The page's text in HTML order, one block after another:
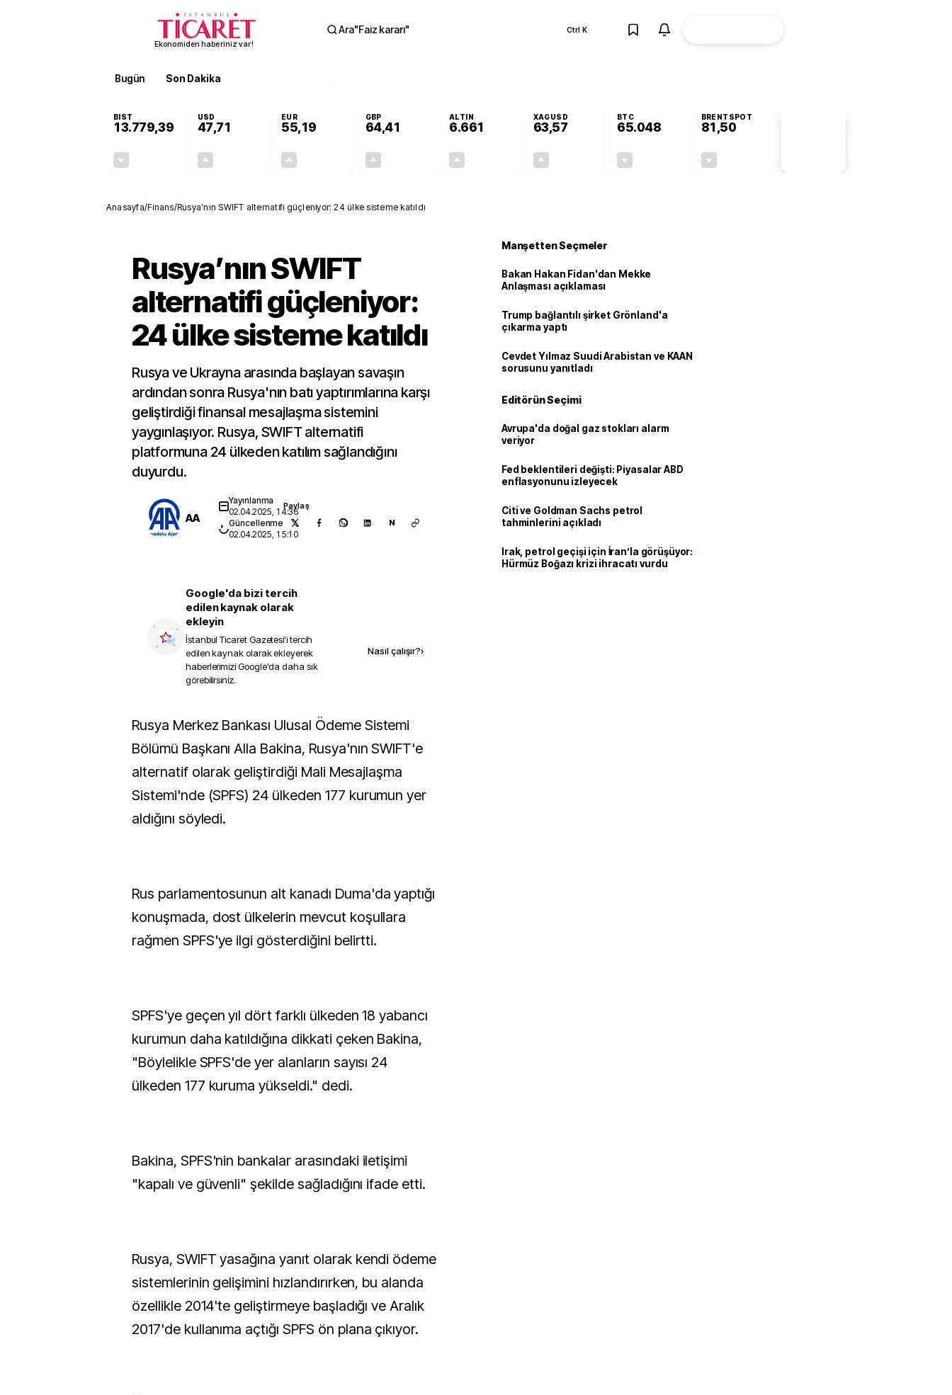
Ekonomiden haberiniz var!
Ara"Faiz kararı" Ctrl K
Bugün Son Dakika
BIST
13.779,39
USD
47,71
EUR
55,19
GBP
64,41
ALTIN
6.661
XAGUSD
63,57
BTC
65.048
BRENTSPOT
81,50
Anasayfa/Finans/Rusya’nın SWIFT alternatifi güçleniyor: 24 ülke sisteme katıldı
Rusya’nın SWIFT
alternatifi güçleniyor:
24 ülke sisteme katıldı
Rusya ve Ukrayna arasında başlayan savaşın
ardından sonra Rusya'nın batı yaptırımlarına karşı
geliştirdiği finansal mesajlaşma sistemini
yaygınlaşıyor. Rusya, SWIFT alternatifi
platformuna 24 ülkeden katılım sağlandığını
duyurdu.
AA
Yayınlanma
02.04.2025, 14:36
Güncellenme
02.04.2025, 15:10
Paylaş
N
Google'da bizi tercih
edilen kaynak olarak
ekleyin
İstanbul Ticaret Gazetesi'i tercih
edilen kaynak olarak ekleyerek
haberlerimizi Google'da daha sık
görebilirsiniz.
Nasıl çalışır?›
Rusya Merkez Bankası Ulusal Ödeme Sistemi
Bölümü Başkanı Alla Bakina, Rusya'nın SWIFT'e
alternatif olarak geliştirdiği Mali Mesajlaşma
Sistemi'nde (SPFS) 24 ülkeden 177 kurumun yer
aldığını söyledi.
Rus parlamentosunun alt kanadı Duma'da yaptığı
konuşmada, dost ülkelerin mevcut koşullara
rağmen SPFS'ye ilgi gösterdiğini belirtti.
SPFS'ye geçen yıl dört farklı ülkeden 18 yabancı
kurumun daha katıldığına dikkati çeken Bakina,
"Böylelikle SPFS'de yer alanların sayısı 24
ülkeden 177 kuruma yükseldi." dedi.
Bakina, SPFS'nin bankalar arasındaki iletişimi
"kapalı ve güvenli" şekilde sağladığını ifade etti.
Rusya, SWIFT yasağına yanıt olarak kendi ödeme
sistemlerinin gelişimini hızlandırırken, bu alanda
özellikle 2014'te geliştirmeye başladığı ve Aralık
2017'de kullanıma açtığı SPFS ön plana çıkıyor.
Manşetten Seçmeler
Bakan Hakan Fidan'dan Mekke
Anlaşması açıklaması
Trump bağlantılı şirket Grönland'a
çıkarma yaptı
Cevdet Yılmaz Suudi Arabistan ve KAAN
sorusunu yanıtladı
Editörün Seçimi
Avrupa'da doğal gaz stokları alarm
veriyor
Fed beklentileri değişti: Piyasalar ABD
enflasyonunu izleyecek
Citi ve Goldman Sachs petrol
tahminlerini açıkladı
Irak, petrol geçişi için İran’la görüşüyor:
Hürmüz Boğazı krizi ihracatı vurdu